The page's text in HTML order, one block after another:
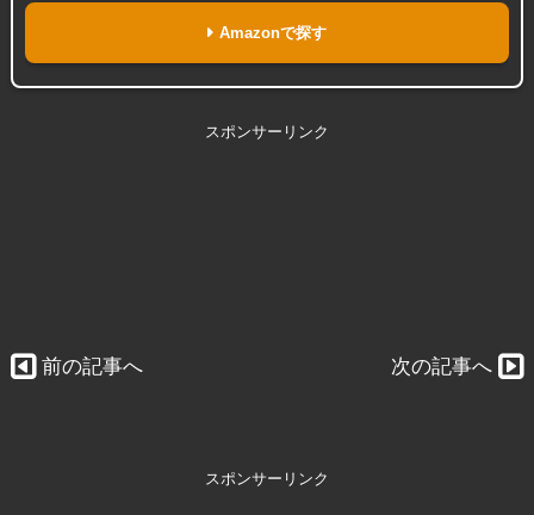
Amazonで探す
スポンサーリンク
前の記事へ 次の記事へ
スポンサーリンク